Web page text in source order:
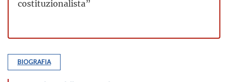
costituzionalista”
BIOGRAFIA